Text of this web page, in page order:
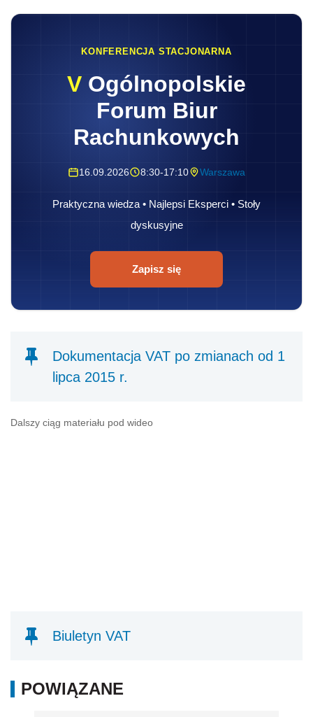
KONFERENCJA STACJONARNA
V Ogólnopolskie
Forum Biur
Rachunkowych
16.09.2026 8:30-17:10 Warszawa
Praktyczna wiedza • Najlepsi Eksperci • Stoły
dyskusyjne
Zapisz się
Dokumentacja VAT po zmianach od 1
lipca 2015 r.
Dalszy ciąg materiału pod wideo
Biuletyn VAT
POWIĄZANE